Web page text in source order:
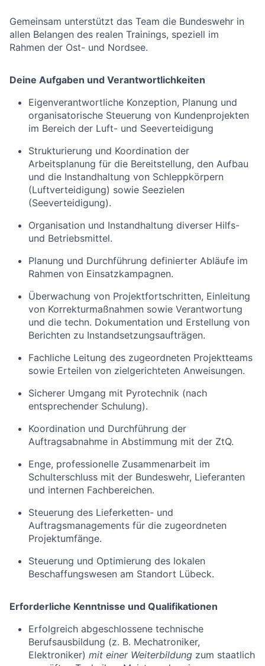
Gemeinsam unterstützt das Team die Bundeswehr in
allen Belangen des realen Trainings, speziell im
Rahmen der Ost- und Nordsee.
Deine Aufgaben und Verantwortlichkeiten
Eigenverantwortliche Konzeption, Planung und
organisatorische Steuerung von Kundenprojekten
im Bereich der Luft- und Seeverteidigung
Strukturierung und Koordination der
Arbeitsplanung für die Bereitstellung, den Aufbau
und die Instandhaltung von Schleppkörpern
(Luftverteidigung) sowie Seezielen
(Seeverteidigung).
Organisation und Instandhaltung diverser Hilfs-
und Betriebsmittel.
Planung und Durchführung definierter Abläufe im
Rahmen von Einsatzkampagnen.
Überwachung von Projektfortschritten, Einleitung
von Korrekturmaßnahmen sowie Verantwortung
und die techn. Dokumentation und Erstellung von
Berichten zu Instandsetzungsaufträgen.
Fachliche Leitung des zugeordneten Projektteams
sowie Erteilen von zielgerichteten Anweisungen.
Sicherer Umgang mit Pyrotechnik (nach
entsprechender Schulung).
Koordination und Durchführung der
Auftragsabnahme in Abstimmung mit der ZtQ.
Enge, professionelle Zusammenarbeit im
Schulterschluss mit der Bundeswehr, Lieferanten
und internen Fachbereichen.
Steuerung des Lieferketten- und
Auftragsmanagements für die zugeordneten
Projektumfänge.
Steuerung und Optimierung des lokalen
Beschaffungswesen am Standort Lübeck.
Erforderliche Kenntnisse und Qualifikationen
Erfolgreich abgeschlossene technische
Berufsausbildung (z. B. Mechatroniker,
Elektroniker) mit einer Weiterbildung zum staatlich